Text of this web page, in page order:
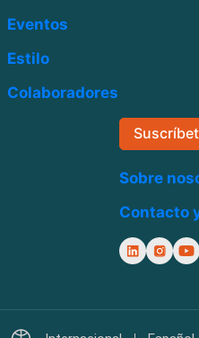
Eventos
Estilo
Colaboradores
Sobre
Contacto